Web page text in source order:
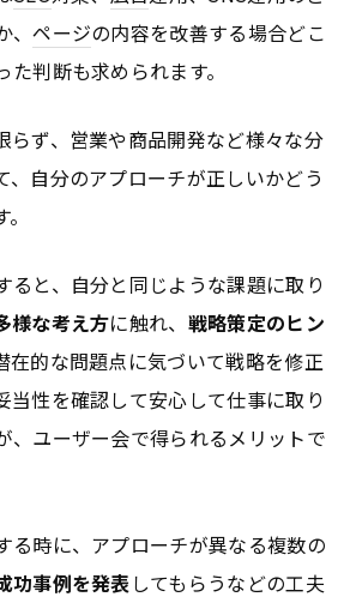
、ページの内容を改善する場合どこ
判断も求められます。
らず、営業や商品開発など様々な分
、自分のアプローチが正しいかどう
ると、自分と同じような課題に取り
様な考え方に触れ、 戦略策定のヒン
在的な問題点に気づいて戦略を修正
当性を確認して安心して仕事に取り
、ユーザー会で得られるメリットで
る時に、アプローチが異なる複数の
功事例を発表 してもらうなどの工夫